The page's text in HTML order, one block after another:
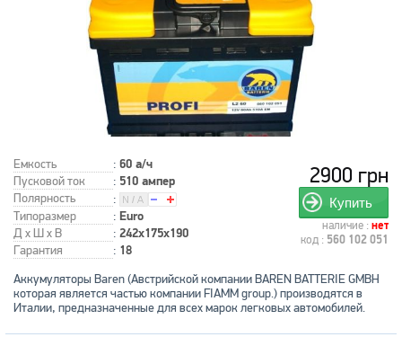
Емкость : 60 а/ч
Пусковой ток : 510 ампер
Полярность
:
Типоразмер
: Euro
Д x Ш x В : 242x175x190
Гарантия : 18
2900 грн
Купить
наличие : нет
код : 560 102 051
Аккумуляторы Baren (Австрийской компании BAREN BATTERIE GMBH
которая является частью компании FIAMM group.) производятся в
Италии, предназначенные для всех марок легковых автомобилей.